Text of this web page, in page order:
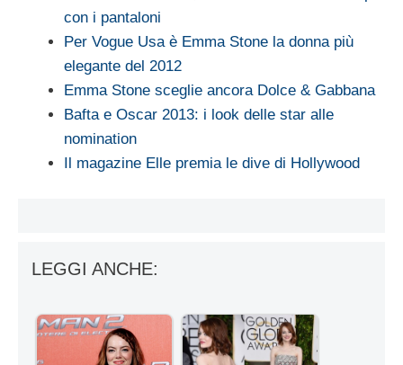
con i pantaloni
Per Vogue Usa è Emma Stone la donna più
elegante del 2012
Emma Stone sceglie ancora Dolce & Gabbana
Bafta e Oscar 2013: i look delle star alle
nomination
Il magazine Elle premia le dive di Hollywood
LEGGI ANCHE: